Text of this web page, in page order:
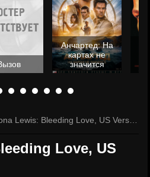
Анчартед: На
картах не
значится
Lewis: Bleeding Love, US Version
Love, US